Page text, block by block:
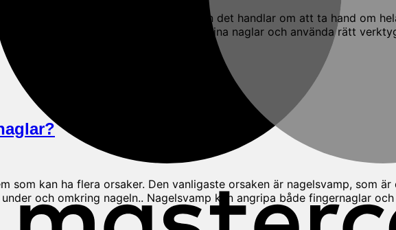
bara om att måla naglarna snyggt, utan det handlar om att ta hand om
välformade ut. Genom att ta hand om dina naglar och använda rätt
som kan ha flera orsaker. Den vanligaste orsaken är nagelsvamp, som
och omkring nageln.. Nagelsvamp kan angripa både fingernaglar